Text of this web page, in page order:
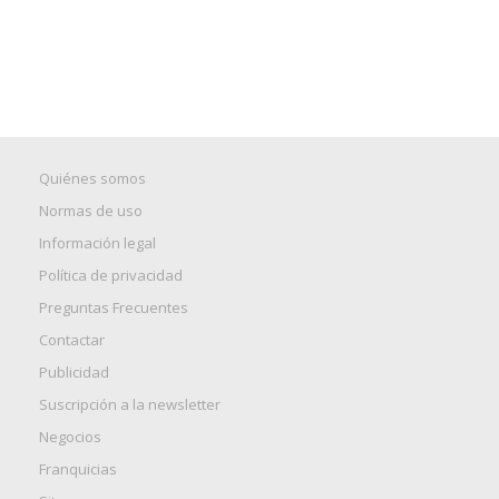
Quiénes somos
Normas de uso
Información legal
Política de privacidad
Preguntas Frecuentes
Contactar
Publicidad
Suscripción a la newsletter
Negocios
Franquicias